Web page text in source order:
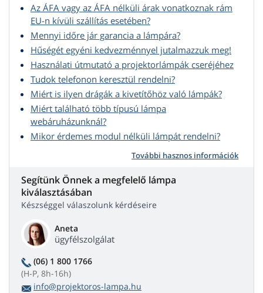
Az ÁFA vagy az ÁFA nélküli árak vonatkoznak rám
EU-n kívüli szállítás esetében?
Mennyi időre jár garancia a lámpára?
Hűségét egyéni kedvezménnyel jutalmazzuk meg!
Használati útmutató a projektorlámpák cseréjéhez
Tudok telefonon keresztül rendelni?
Miért is ilyen drágák a kivetítőhöz való lámpák?
Miért található több típusú lámpa
webáruházunknál?
Mikor érdemes modul nélküli lámpát rendelni?
További hasznos információk
Segítünk Önnek a megfelelő lámpa
kiválasztásában
Készséggel válaszolunk kérdéseire
Aneta
ügyfélszolgálat
(06) 1 800 1766
(H-P, 8h-16h)
info@projektoros-lampa.hu